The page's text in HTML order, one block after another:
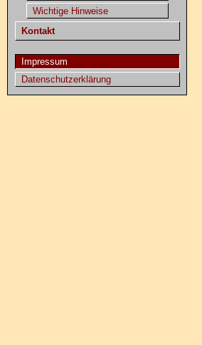
Wichtige Hinweise
Kontakt
Impressum
Datenschutzerklärung